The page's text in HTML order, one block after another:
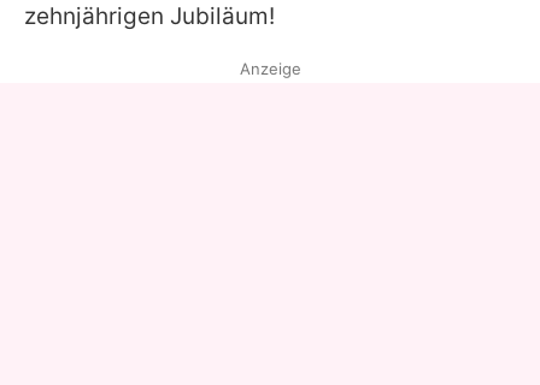
zehnjährigen Jubiläum!
Anzeige